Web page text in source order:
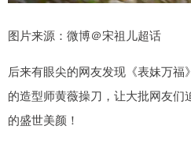
图片来源：微博＠宋祖儿超话
后来有眼尖的网友发现《表妹万福
的造型师黄薇操刀，让大批网友
的盛世美颜！